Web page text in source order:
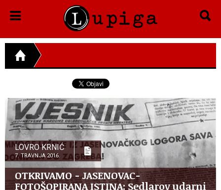
LOVRO KRNIĆ
7. TRAVNJA 2016.
OTKRIVAMO - JASENOVAC-
FOTOŠOPIRANA ISTINA: Sedlarov udarni